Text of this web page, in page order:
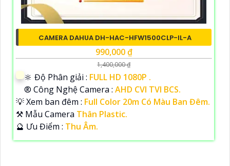
CAMERA DAHUA DH-HAC-HFW1500CLP-IL-A
990,000 ₫
1,400,000 ₫
🔆 Độ Phân giải : FULL HD 1080P .
®️ Công Nghệ Camera : AHD CVI TVI BCS.
💡 Xem ban đêm : Full Color 20m Có Màu Ban Đêm.
⚒ Mẫu Camera Thân Plastic.
️🔮 Ưu Điểm : Thu Âm.